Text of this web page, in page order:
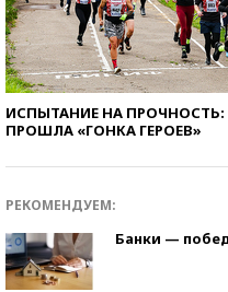
ИСПЫТАНИЕ НА ПРОЧНОСТЬ:
ПРОШЛА «ГОНКА ГЕРОЕВ»
РЕКОМЕНДУЕМ:
Банки —